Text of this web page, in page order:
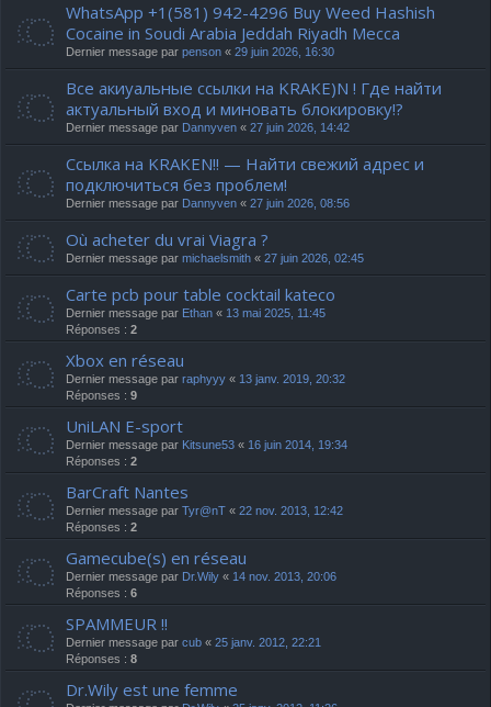
WhatsApp +1(581) 942-4296 Buy Weed Hashish
Cocaine in Soudi Arabia Jeddah Riyadh Mecca
Dernier message par penson « 29 juin 2026, 16:30
Все акиуальные ссылки на KRAKE)N ! Где найти
актуальный вход и миновать блокировку!?
Dernier message par Dannyven « 27 juin 2026, 14:42
Ссылка на KRAKEN!! — Найти свежий адрес и
подключиться без проблем!
Dernier message par Dannyven « 27 juin 2026, 08:56
Où acheter du vrai Viagra ?
Dernier message par michaelsmith « 27 juin 2026, 02:45
Carte pcb pour table cocktail kateco
Dernier message par Ethan « 13 mai 2025, 11:45
Réponses : 2
Xbox en réseau
Dernier message par raphyyy « 13 janv. 2019, 20:32
Réponses : 9
UniLAN E-sport
Dernier message par Kitsune53 « 16 juin 2014, 19:34
Réponses : 2
BarCraft Nantes
Dernier message par Tyr@nT « 22 nov. 2013, 12:42
Réponses : 2
Gamecube(s) en réseau
Dernier message par Dr.Wily « 14 nov. 2013, 20:06
Réponses : 6
SPAMMEUR !!
Dernier message par cub « 25 janv. 2012, 22:21
Réponses : 8
Dr.Wily est une femme